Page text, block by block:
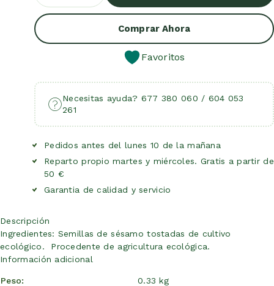
Comprar Ahora
Favoritos
Necesitas ayuda? 677 380 060 / 604 053
261
Pedidos antes del lunes 10 de la mañana
Reparto propio martes y miércoles. Gratis a partir de
50 €
Garantia de calidad y servicio
Descripción
Ingredientes: Semillas de sésamo tostadas de cultivo
ecológico. Procedente de agricultura ecológica.
Información adicional
Peso 0.33 kg